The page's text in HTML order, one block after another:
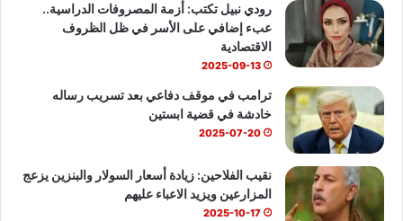
e
رودي نبيل تكتب: أزمة المصروفات الدراسية..
عبء إضافي على الأسر في ظل الظروف
الاقتصادية
2025-09-13
ترامب في موقف دفاعي بعد تسريب رساله
خادشة في قضية ابستين
2025-07-20
نقيب الفلاحين: زيادة أسعار السولار والبنزين يزعج
المزارعين ويزيد الاعباء عليهم
2025-10-17